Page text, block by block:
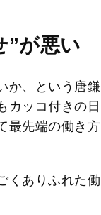
”が悪い
か、という唐鎌
カッコ付きの日
最先端の働き方
くありふれた働